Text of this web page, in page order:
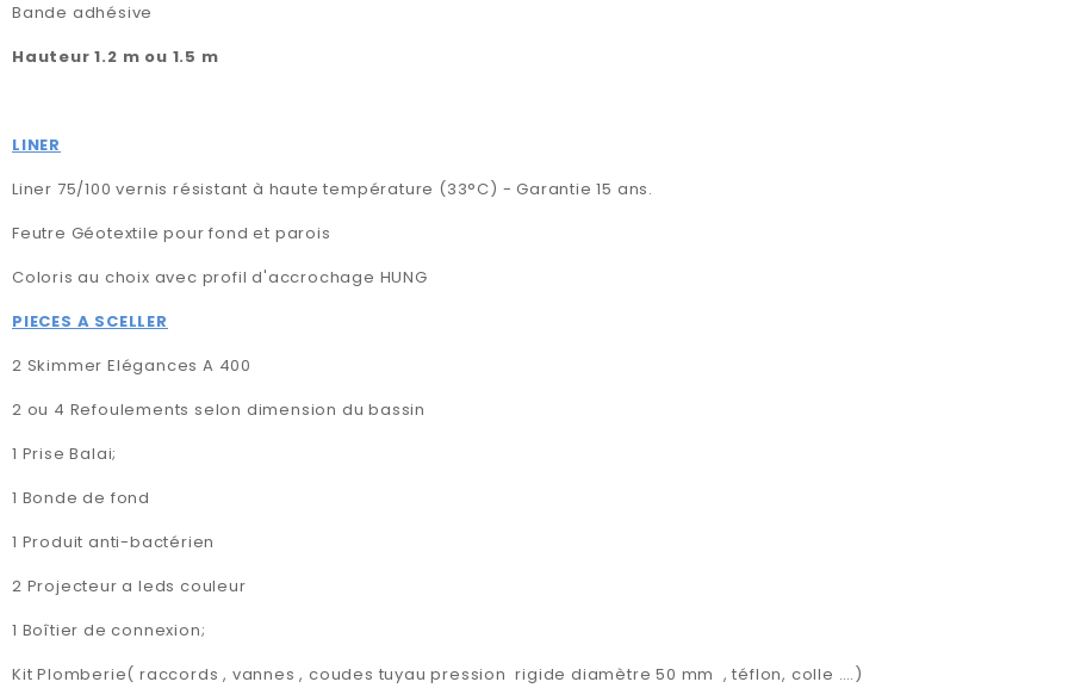
Bande adhésive
Hauteur 1.2 m ou 1.5 m
LINER
Liner 75/100 vernis résistant à haute température (33°C) - Garantie 15 ans.
Feutre Géotextile pour fond et parois
Coloris au choix avec profil d'accrochage HUNG
PIECES A SCELLER
2 Skimmer Elégances A 400
2 ou 4 Refoulements selon dimension du bassin
1 Prise Balai;
1 Bonde de fond
1 Produit anti-bactérien
2 Projecteur a leds couleur
1 Boîtier de connexion;
Kit Plomberie( raccords , vannes , coudes tuyau pression rigide diamètre 50 mm , téflon, colle ….)